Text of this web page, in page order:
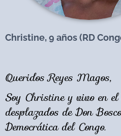
Christine, 9 años (RD
Queridos Reyes Magos,
Soy Christine y vivo en el
desplazados de Don
Democrática del Congo.